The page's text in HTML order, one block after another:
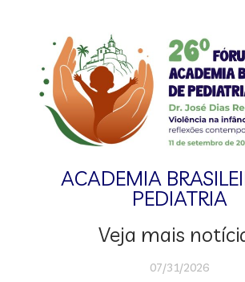
ACADEMIA
PEDIATRIA
Veja mais
07/31/2026